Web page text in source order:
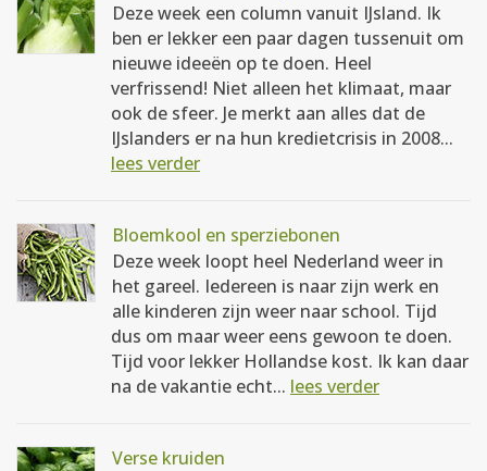
Deze week een column vanuit IJsland. Ik
ben er lekker een paar dagen tussenuit om
nieuwe ideeën op te doen. Heel
verfrissend! Niet alleen het klimaat, maar
ook de sfeer. Je merkt aan alles dat de
IJslanders er na hun kredietcrisis in 2008...
lees verder
Bloemkool en sperziebonen
Deze week loopt heel Nederland weer in
het gareel. Iedereen is naar zijn werk en
alle kinderen zijn weer naar school. Tijd
dus om maar weer eens gewoon te doen.
Tijd voor lekker Hollandse kost. Ik kan daar
na de vakantie echt... lees verder
Verse kruiden